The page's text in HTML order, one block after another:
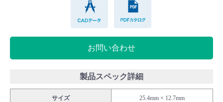
バルブと継手のきほん
説明会・講習会
お問い合わせ
製品スペック詳細
サイズ 25.4mm × 12.7mm